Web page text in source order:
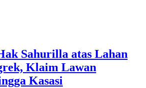
Sahurilla atas Lahan
Klaim Lawan
Kasasi